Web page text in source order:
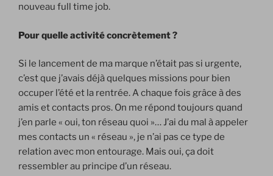
nouveau full time job.
Pour quelle activité concrètement ?
Si le lancement de ma marque n’était pas si urgente,
c’est que j’avais déjà quelques missions pour bien
occuper l’été et la rentrée. A chaque fois grâce à des
amis et contacts pros. On me répond toujours quand
j’en parle « oui, ton réseau quoi »… J’ai du mal à appeler
mes contacts un « réseau », je n’ai pas ce type de
relation avec mon entourage. Mais oui, ça doit
ressembler au principe d’un réseau.